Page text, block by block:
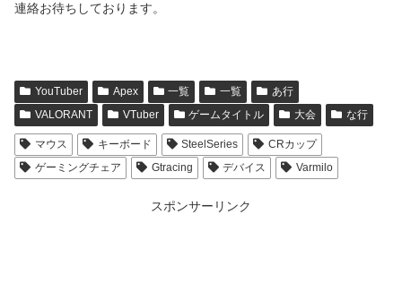
連絡お待ちしております。
YouTuber Apex 一覧 一覧
あ行
VALORANT
VTuber ゲームタイトル 大会 な行
マウス キーボード SteelSeries
CRカップ
ゲーミングチェア
Gtracing デバイス Varmilo
スポンサーリンク